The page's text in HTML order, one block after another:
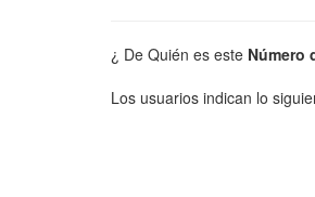
¿ De Quién es este Número
Los usuarios indican lo